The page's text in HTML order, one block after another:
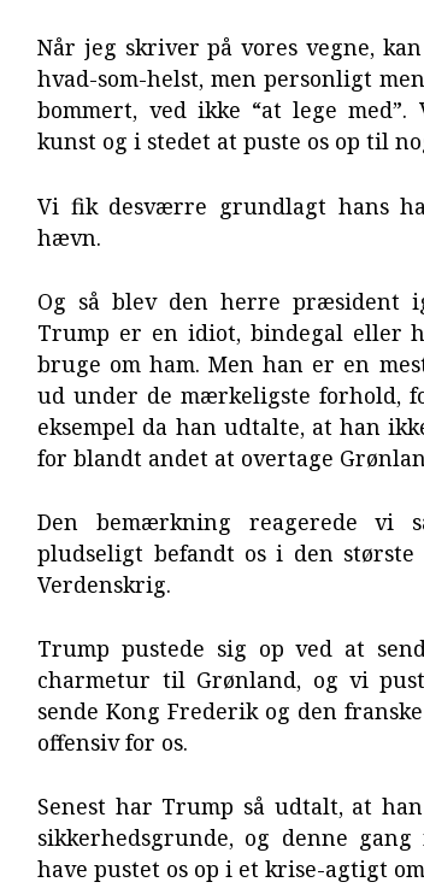
Når jeg skriver på vores vegne,
hvad-som-helst, men personligt
bommert, ved ikke “at lege
kunst og i stedet at puste os op til
Vi fik desværre grundlagt hans
hævn.
Og så blev den herre præsident
Trump er en idiot, bindegal eller
bruge om ham. Men han er en
ud under de mærkeligste forhold,
eksempel da han udtalte, at han
for blandt andet at overtage
Den bemærkning reagerede vi
pludseligt befandt os i den
Verdenskrig.
Trump pustede sig op ved at
charmetur til Grønland, og vi
sende Kong Frederik og den
offensiv for os.
Senest har Trump så udtalt, at
sikkerhedsgrunde, og denne
have pustet os op i et krise-agtigt